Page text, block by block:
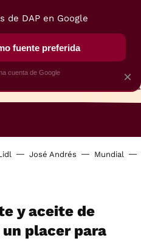
José Andrés Mundial
y aceite de
placer para
×
de DAP en Google
fuente preferida
cuenta de Google